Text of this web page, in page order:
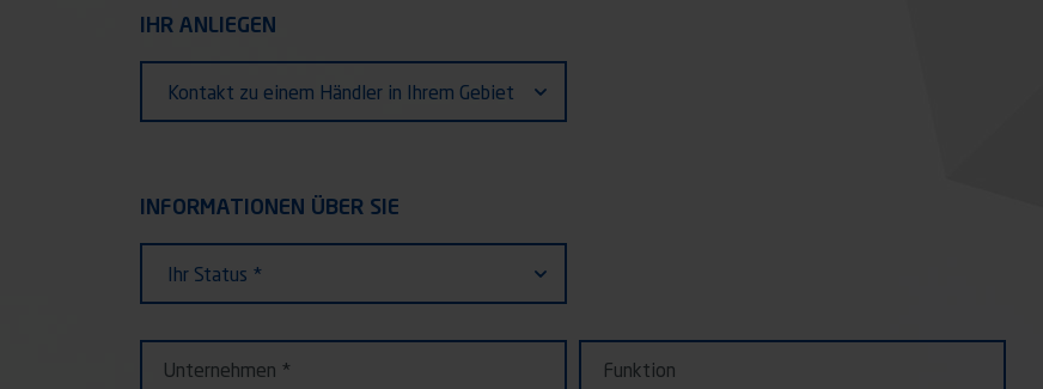
IHR ANLIEGEN
IHR ANLIEGEN
Anliegen
Kontakt zu einem Händler in Ihrem Gebiet
INFORMATIONEN ÜBER SIE
INFORMATIONEN ÜBER SIE
Status
Ihr Status *
Unternehmen Funktion